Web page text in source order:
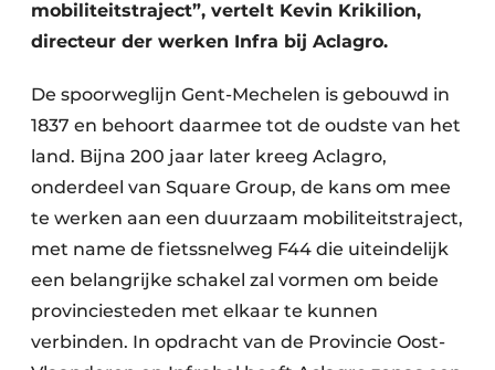
mobiliteitstraject”, vertelt Kevin Krikilion,
directeur der werken Infra bij Aclagro.
De spoorweglijn Gent-Mechelen is gebouwd in
1837 en behoort daarmee tot de oudste van het
land. Bijna 200 jaar later kreeg Aclagro,
onderdeel van Square Group, de kans om mee
te werken aan een duurzaam mobiliteitstraject,
met name de fietssnelweg F44 die uiteindelijk
een belangrijke schakel zal vormen om beide
provinciesteden met elkaar te kunnen
verbinden. In opdracht van de Provincie Oost-